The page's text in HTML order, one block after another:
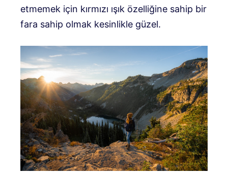
etmemek için kırmızı ışık özelliğine sahip bir
fara sahip olmak kesinlikle güzel.